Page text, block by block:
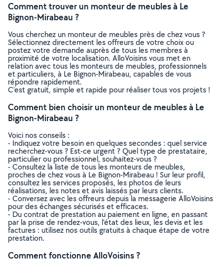
Comment trouver un monteur de meubles à Le
Bignon-Mirabeau ?
Vous cherchez un monteur de meubles près de chez vous ?
Sélectionnez directement les offreurs de votre choix ou
postez votre demande auprès de tous les membres à
proximité de votre localisation. AlloVoisins vous met en
relation avec tous les monteurs de meubles, professionnels
et particuliers, à Le Bignon-Mirabeau, capables de vous
répondre rapidement.
C’est gratuit, simple et rapide pour réaliser tous vos projets !
Comment bien choisir un monteur de meubles à Le
Bignon-Mirabeau ?
Voici nos conseils :
- Indiquez votre besoin en quelques secondes : quel service
recherchez-vous ? Est-ce urgent ? Quel type de prestataire,
particulier ou professionnel, souhaitez-vous ?
- Consultez la liste de tous les monteurs de meubles,
proches de chez vous à Le Bignon-Mirabeau ! Sur leur profil,
consultez les services proposés, les photos de leurs
réalisations, les notes et avis laissés par leurs clients.
- Conversez avec les offreurs depuis la messagerie AlloVoisins
pour des échanges sécurisés et efficaces.
- Du contrat de prestation au paiement en ligne, en passant
par la prise de rendez-vous, l’état des lieux, les devis et les
factures : utilisez nos outils gratuits à chaque étape de votre
prestation.
Comment fonctionne AlloVoisins ?